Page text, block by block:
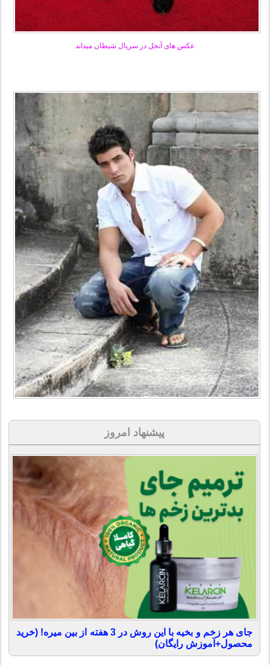
عکس های آنجل در سریال شیطان میداند
پیشنهاد امروز
جای هر زخم و بخیه با این روش در 3 هفته از بین میره! (خرید
محصول+آموزش رایگان)